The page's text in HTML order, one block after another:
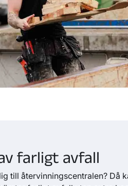
Farligt avfall
TV och skärmar
Mjukplast
slänger du vid
Isolering
farligt avfall
till återvinningscentralen? Då